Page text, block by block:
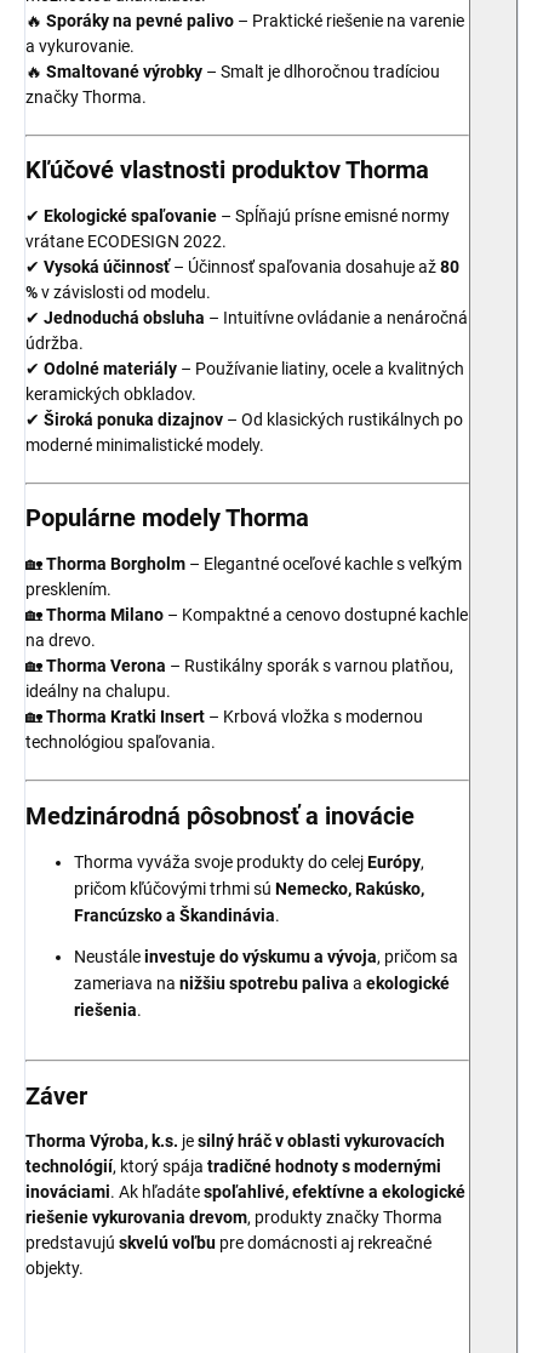
🔥 Sporáky na pevné palivo – Praktické riešenie na varenie
a vykurovanie.
🔥 Smaltované výrobky – Smalt je dlhoročnou tradíciou
značky Thorma.
Kľúčové vlastnosti produktov Thorma
✔ Ekologické spaľovanie – Spĺňajú prísne emisné normy
vrátane ECODESIGN 2022.
✔ Vysoká účinnosť– Účinnosť spaľovania dosahuje až80
%v závislosti od modelu.
✔ Jednoduchá obsluha – Intuitívne ovládanie a nenáročná
údržba.
✔ Odolné materiály – Používanie liatiny, ocele a kvalitných
keramických obkladov.
✔ Široká ponuka dizajnov – Od klasických rustikálnych po
moderné minimalistické modely.
Populárne modely Thorma
🏡Thorma Borgholm – Elegantné oceľové kachle s veľkým
presklením.
🏡Thorma Milano – Kompaktné a cenovo dostupné kachle
na drevo.
🏡Thorma Verona – Rustikálny sporák s varnou platňou,
ideálny na chalupu.
🏡Thorma Kratki Insert – Krbová vložka s modernou
technológiou spaľovania.
Medzinárodná pôsobnosť a inovácie
Thorma vyváža svoje produkty do celejEurópy,
pričom kľúčovými trhmi sú Nemecko, Rakúsko,
Francúzsko a Škandinávia.
Neustáleinvestuje do výskumu a vývoja, pričom sa
zameriava na nižšiu spotrebu paliva a ekologické
riešenia.
Záver
Thorma Výroba, k.s. jesilný hráč v oblasti vykurovacích
technológií, ktorý spája tradičné hodnoty s modernými
inováciami. Ak hľadátespoľahlivé, efektívne a ekologické
riešenie vykurovania drevom, produkty značky Thorma
predstavujú skvelú voľbu pre domácnosti aj rekreačné
objekty.